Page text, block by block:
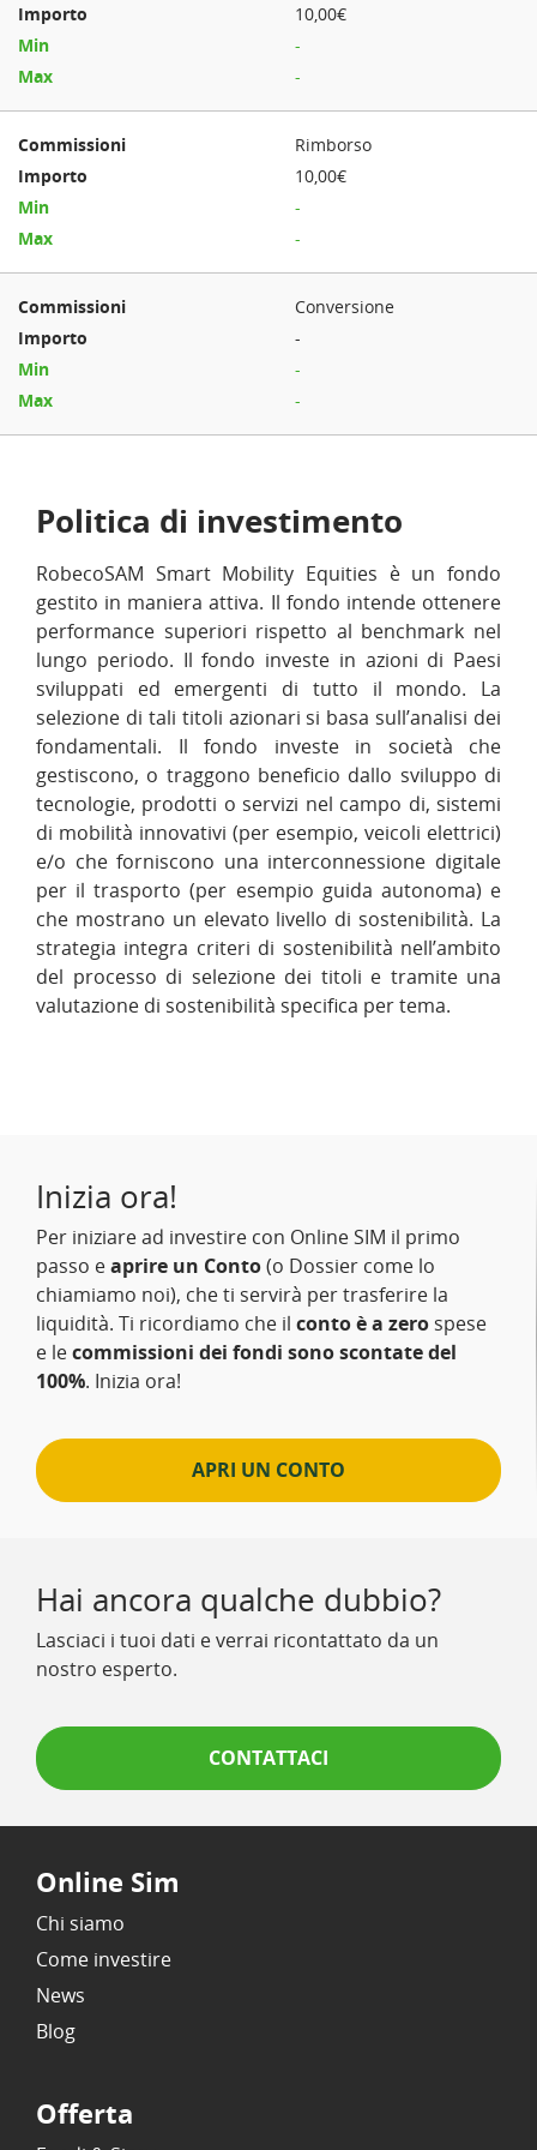
10,00€
-
-
Rimborso
10,00€
-
-
Conversione
-
-
-
Politica di investimento
RobecoSAM Smart Mobility Equities è un fondo
gestito in maniera attiva. Il fondo intende ottenere
performance superiori rispetto al benchmark nel
lungo periodo. Il fondo investe in azioni di Paesi
sviluppati ed emergenti di tutto il mondo. La
selezione di tali titoli azionari si basa sull’analisi dei
fondamentali. Il fondo investe in società che
gestiscono, o traggono beneficio dallo sviluppo di
tecnologie, prodotti o servizi nel campo di, sistemi
di mobilità innovativi (per esempio, veicoli elettrici)
e/o che forniscono una interconnessione digitale
per il trasporto (per esempio guida autonoma) e
che mostrano un elevato livello di sostenibilità. La
strategia integra criteri di sostenibilità nell’ambito
del processo di selezione dei titoli e tramite una
valutazione di sostenibilità specifica per tema.
Inizia ora!
Per iniziare ad investire con Online SIM il primo
passo eaprire un Conto(o Dossier come lo
chiamiamo noi), che ti servirà per trasferire la
liquidità. Ti ricordiamo che il conto è a zero spese
e lecommissioni dei fondi sono scontate del
100%. Inizia ora!
APRI UN CONTO
Hai ancora qualche dubbio?
Lasciaci i tuoi dati e verrai ricontattato da un
nostro esperto.
CONTATTACI
Online Sim
Chi siamo
Come investire
News
Blog
Offerta